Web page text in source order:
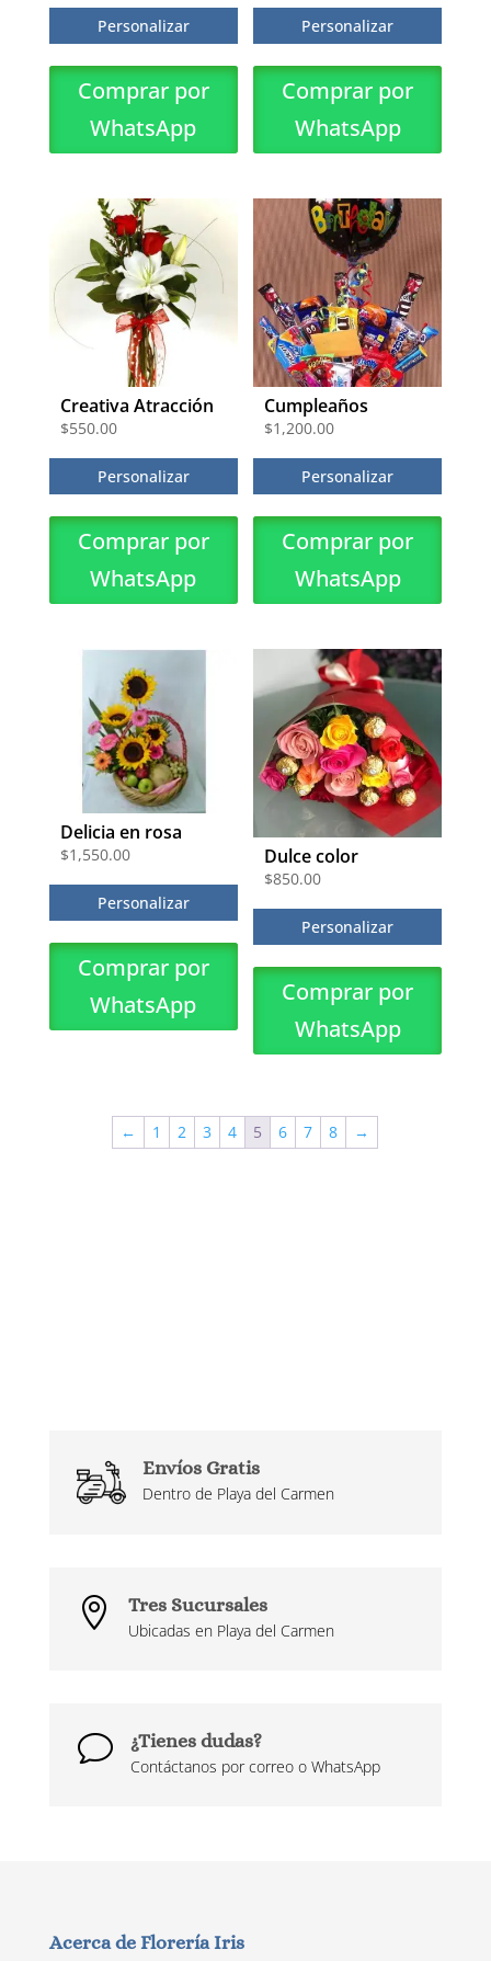
Personalizar
Comprar por
WhatsApp
Personalizar
Comprar por
WhatsApp
Creativa Atracción
$550.00
Personalizar
Comprar por
WhatsApp
Cumpleaños
$1,200.00
Personalizar
Comprar por
WhatsApp
Delicia en rosa
$1,550.00
Personalizar
Comprar por
WhatsApp
Dulce color
$850.00
Personalizar
Comprar por
WhatsApp
← 1 2 3 4 5 6 7 8 →
Envíos Gratis
Dentro de Playa del Carmen
 Tres Sucursales
Ubicadas en Playa del Carmen
v ¿Tienes dudas?
Contáctanos por correo o WhatsApp
Acerca de Florería Iris